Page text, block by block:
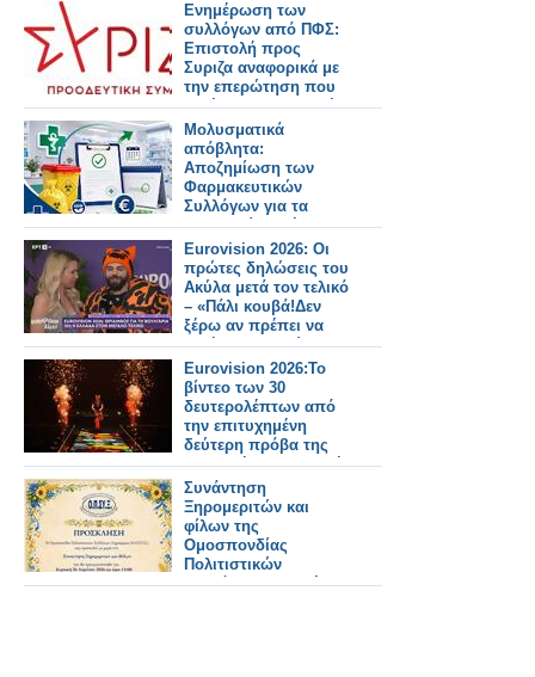
Ενημέρωση των
συλλόγων από ΠΦΣ:
Επιστολή προς
Συριζα αναφορικά με
την επερώτηση που
κατέθεσαν Βουλευτές
του για τα ΜΗΣΥΦΑ
Μολυσματικά
απόβλητα:
Aποζημίωση των
Φαρμακευτικών
Συλλόγων για τα
φαρμακεία – μέλη
τους
Eurovision 2026: Οι
πρώτες δηλώσεις του
Ακύλα μετά τον τελικό
– «Πάλι κουβά!Δεν
ξέρω αν πρέπει να
ζητήσω συγγνώμη»
Eurovision 2026:Το
βίντεο των 30
δευτερολέπτων από
την επιτυχημένη
δεύτερη πρόβα της
ελληνικής συμμετοχής
Συνάντηση
Ξηρομεριτών και
φίλων της
Ομοσπονδίας
Πολιτιστικών
Συλλόγων Ξηρομέρου